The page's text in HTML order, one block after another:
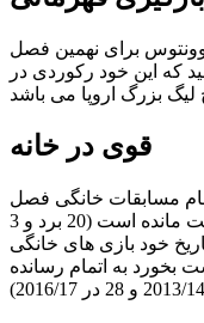
برای نهمین فصل
که این خود رکوردی در
قوی در خانه
مسابقات خانگی فصل
جاری در پنج لیگ برتر اروپا بدون شکست مانده است (20 برد و 3
خود بازی های خانگی
به اتمام رسانده